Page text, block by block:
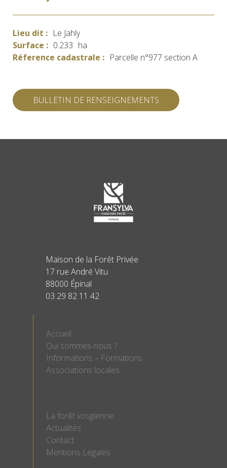
Lieu dit : Le Jahly
Surface : 0.233 ha
Réference cadastrale : Parcelle n°977 section A
BULLETIN DE RENSEIGNEMENTS
Maison de la Forêt Privée
17 rue André Vitu
88000 Épinal
03 29 82 11 42
Accueil
Qui sommes-nous ?
Informations – Formations
Associations locales
La forêt vosgienne
Actualités
Contact
Mentions Légales